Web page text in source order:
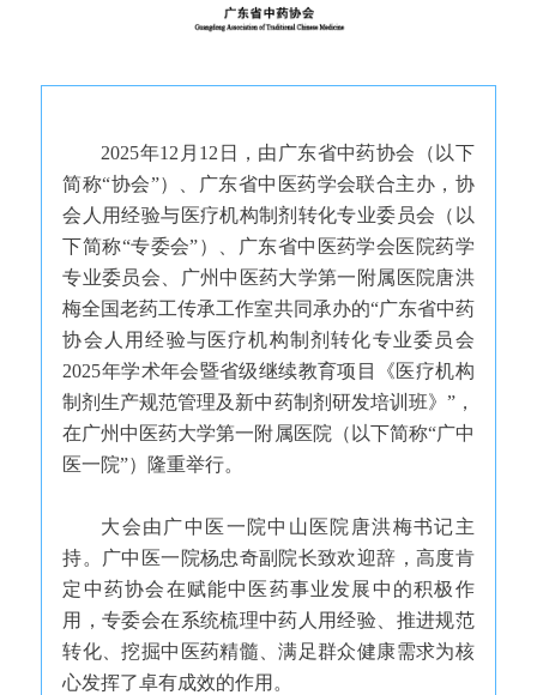
2025年12月12日，由广东省中药协会（以下
简称“协会”）、广东省中医药学会联合主办，协
会人用经验与医疗机构制剂转化专业委员会（以
下简称“专委会”）、广东省中医药学会医院药学
专业委员会、广州中医药大学第一附属医院唐洪
梅全国老药工传承工作室共同承办的“广东省中药
协会人用经验与医疗机构制剂转化专业委员会
2025年学术年会暨省级继续教育项目《医疗机构
制剂生产规范管理及新中药制剂研发培训班》”，
在广州中医药大学第一附属医院（以下简称“广中
医一院”）隆重举行。
大会由广中医一院中山医院唐洪梅书记主
持。广中医一院杨忠奇副院长致欢迎辞，高度肯
定中药协会在赋能中医药事业发展中的积极作
用，专委会在系统梳理中药人用经验、推进规范
转化、挖掘中医药精髓、满足群众健康需求为核
心发挥了卓有成效的作用。